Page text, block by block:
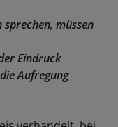
müssen
Eindruck
Aufregung